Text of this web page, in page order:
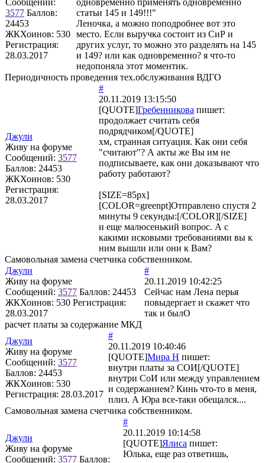
3577 Баллов:
24453
ЖКХоинов: 530
Регистрация:
28.03.2017
статьи 145 и 149!!!"
Леночка, а можно поподробнее вот это
место. Если выручка состоит из СиР и
других услуг, то можно это разделять на 145
и 149? или как одновременно? я что-то
недопоняла этот моментик.
Периодичность проведения тех.обслуживания ВДГО
Джули
Живу на форуме
Сообщений: 3577
Баллов: 24453
ЖКХоинов: 530
Регистрация:
28.03.2017
#
20.11.2019 13:15:50
[QUOTE]Гребенникова пишет:
продолжает считать себя
подрядчиком[/QUOTE]
хм, странная ситуация. Как они себя
"считают"? А акты же Вы им не
подписываете, как они доказывают что
работу работают?
[SIZE=85px]
[COLOR=greenpt]Отправлено спустя 2
минуты 9 секунды:[/COLOR][/SIZE]
и еще малюсенький вопрос. А с
какими исковыми требованиями вы к
ним вышли или они к Вам?
Самовольная замена счетчика собственником.
Джули
Живу на форуме
Сообщений: 3577 Баллов: 24453
ЖКХоинов: 530 Регистрация:
28.03.2017
#
20.11.2019 10:42:25
Сейчас нам Лена перья
повыдергает и скажет что
так и былО
расчет платы за содержание МКД
Джули
Живу на форуме
Сообщений: 3577
Баллов: 24453
ЖКХоинов: 530
Регистрация: 28.03.2017
#
20.11.2019 10:40:46
[QUOTE]Мира Н пишет:
внутри платы за СОИ[/QUOTE]
внутри СоИ или между управлением
и содержанием? Кинь что-то в меня,
плиз. А Юра все-таки обещался....
Самовольная замена счетчика собственником.
Джули
Живу на форуме
Сообщений: 3577 Баллов:
#
20.11.2019 10:14:58
[QUOTE]Ялиса пишет:
Юлька, еще раз ответишь,